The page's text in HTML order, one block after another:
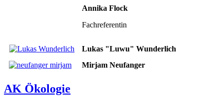
Annika Flock
Fachreferentin
Lukas "Luwu" Wunderlich
Mirjam Neufanger
AK Ökologie